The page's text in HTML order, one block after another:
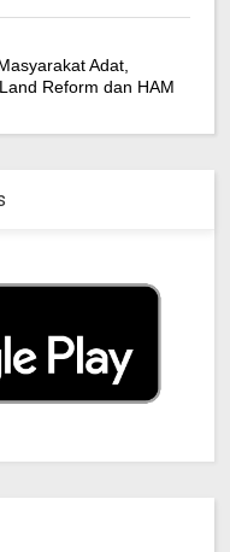
Adat,
Reform dan HAM